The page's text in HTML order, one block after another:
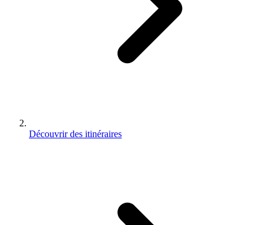
Découvrir des itinéraires